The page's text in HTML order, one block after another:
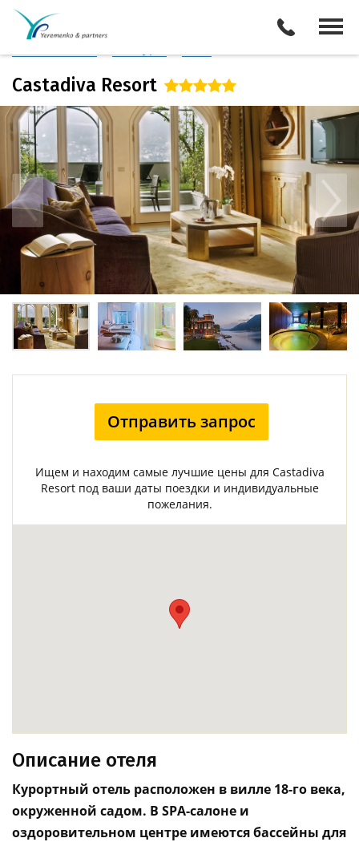
Италия
Описание отеля
Castadiva Resort
Отправить запрос
Ищем и находим самые лучшие цены для Castadiva
Resort под ваши даты поездки и индивидуальные
пожелания.
Описание отеля
Курортный отель расположен в вилле 18-го века,
окруженной садом. В SPA-салоне и
оздоровительном центре имеются бассейны для